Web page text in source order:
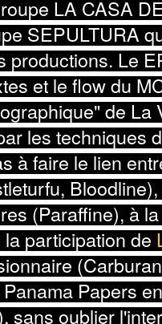
LA CASA
SEPULTURA
productions. Le
et le flow du
de La
les techniques
à faire le lien
(Paraffine), à
participation de
Papers
sans oublier